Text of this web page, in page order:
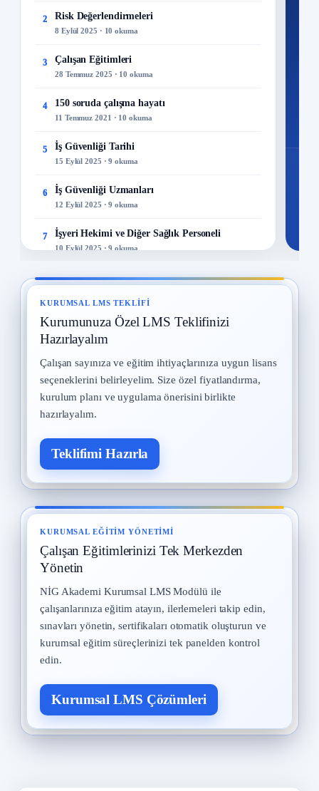
2 Risk Değerlendirmeleri
8 Eylül 2025 · 10 okuma
3 Çalışan Eğitimleri
28 Temmuz 2025 · 10 okuma
4 150 soruda çalışma hayatı
11 Temmuz 2021 · 10 okuma
5 İş Güvenliği Tarihi
15 Eylül 2025 · 9 okuma
6 İş Güvenliği Uzmanları
12 Eylül 2025 · 9 okuma
7 İşyeri Hekimi ve Diğer Sağlık Personeli
10 Eylül 2025 · 9 okuma
8 Yangın ve Gazlar
9 Meslek Hastalıkları
28 Temmuz 2025 · 9 okuma
10 Kadın Çalışanların Çalıştırılması
2 Eylül 2025 · 8 okuma
KURUMSAL LMS TEKLIFI
Kurumunuza Özel LMS Teklifinizi
Hazırlayalım
Çalışan sayınıza ve eğitim ihtiyaçlarınıza uygun lisans
seçeneklerini belirleyelim. Size özel fiyatlandırma,
kurulum planı ve uygulama önerisini birlikte
hazırlayalım.
Teklifimi Hazırla
KURUMSAL EĞITIM YÖNETIMI
Çalışan Eğitimlerinizi Tek Merkezden
Yönetin
NİG Akademi Kurumsal LMS Modülü ile
çalışanlarınıza eğitim atayın, ilerlemeleri takip edin,
sınavları yönetin, sertifikaları otomatik oluşturun ve
kurumsal eğitim süreçlerinizi tek panelden kontrol
edin.
Kurumsal LMS Çözümleri